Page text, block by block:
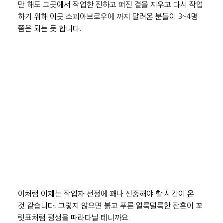
만 해도 그곳에서 작업한 진하고 퍼진 결을 지우고 다시 작업
하기 위해 이곳 소피아브로우에 까지 달려온 분들이 3~4명
쯤은 되는 듯 합니다.
이처럼 이제는 작업자 선정에 꽤나 신중해야 할 시간이 온
것 같습니다. 그렇지 않으면 붉고 푸른 얼룩덜룩한 잔흔이 꼬
릿표처럼 평생을 따라다닐 테니까요.